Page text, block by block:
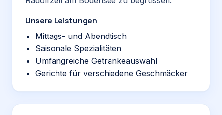
Unsere Leistungen
Mittags- und Abendtisch
Saisonale Spezialitäten
Umfangreiche Getränkeauswahl
Gerichte für verschiedene Geschmäcker